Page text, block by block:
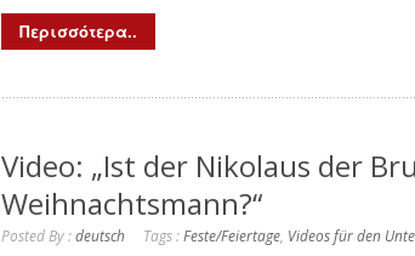
Περισσότερα..
Video: „Ist der Nikolaus der
Weihnachtsmann?“
Posted By :deutsch Tags :Feste/Feiertage, Videos für den